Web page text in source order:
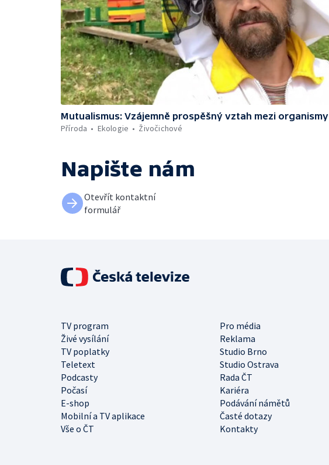
Mutualismus: Vzájemně prospěšný vztah mezi organismy
Příroda
Ekologie Živočichové
Napište nám
Otevřít kontaktní
formulář
TV program
Pro média
Živé vysílání
Reklama
TV poplatky
Studio Brno
Teletext
Studio Ostrava
Podcasty
Rada ČT
Počasí
Kariéra
E-shop
Podávání námětů
Mobilní a TV aplikace
Časté dotazy
Vše o ČT
Kontakty